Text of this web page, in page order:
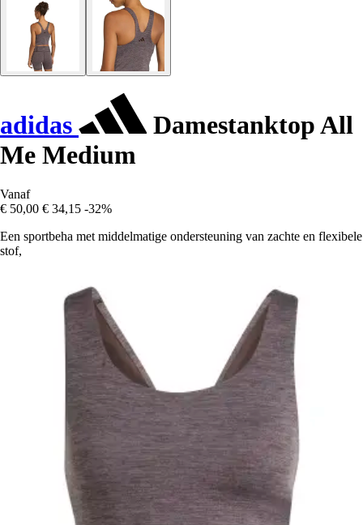
adidas
Damestanktop All
Me Medium
Vanaf
€ 50,00 € 34,15 -32%
Een sportbeha met middelmatige ondersteuning van zachte en flexibele
stof,